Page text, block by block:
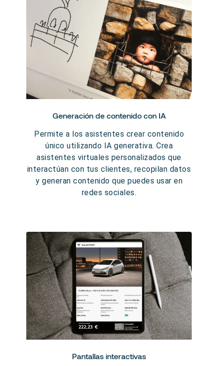
Generación de contenido con IA
Permite a los asistentes crear contenido
único utilizando IA generativa. Crea
asistentes virtuales personalizados que
interactúan con tus clientes, recopilan datos
y generan contenido que puedes usar en
redes sociales.
Pantallas interactivas